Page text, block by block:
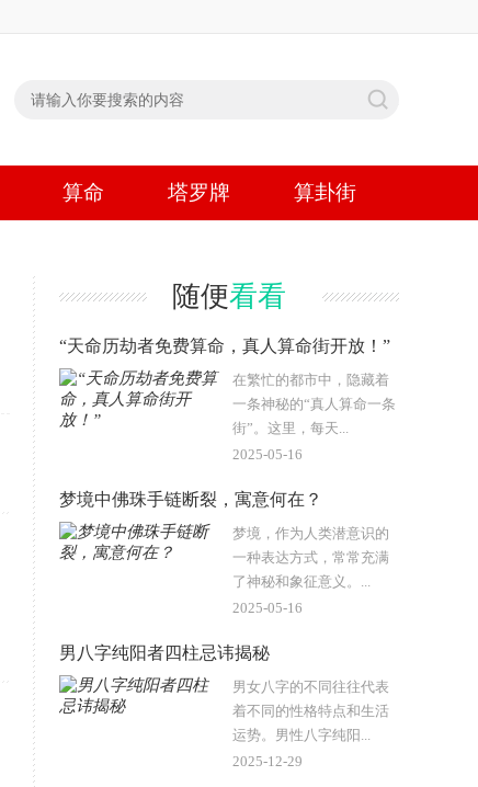
算命 塔罗牌 算卦街
随便看看
“天命历劫者免费算命，真人算命街开放！”
在繁忙的都市中，隐藏着
一条神秘的“真人算命一条
街”。这里，每天...
2025-05-16
梦境中佛珠手链断裂，寓意何在？
梦境，作为人类潜意识的
一种表达方式，常常充满
了神秘和象征意义。...
2025-05-16
男八字纯阳者四柱忌讳揭秘
男女八字的不同往往代表
着不同的性格特点和生活
运势。男性八字纯阳...
2025-12-29